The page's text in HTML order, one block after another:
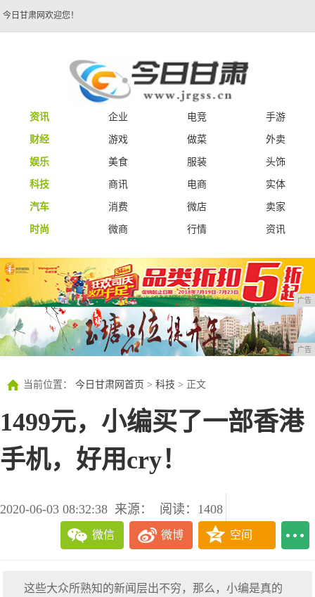
今日甘肃网欢迎您！
资讯 企业 电竞
手游
财经
游戏 做菜
外卖
娱乐
美食 服装
头饰
科技
商讯 电商
实体
汽车
消费 微店
卖家
时尚
微商 行情 资讯
广告
广告
当前位置： 今日甘肃网首页 > 科技 > 正文
1499元，小编买了一部香港
手机，好用cry！
2020-06-03 08:32:38 来源： 阅读：1408
微信 微博 空间
这些大众所熟知的新闻层出不穷，那么，小编是真的